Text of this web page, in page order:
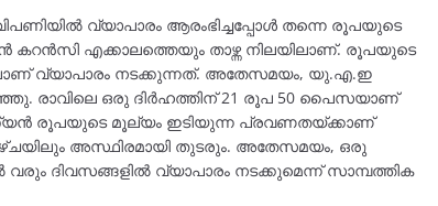
വ്യാപാരം ആരംഭിച്ചപ്പോൾ തന്നെ രൂപയുടെ
എക്കാലത്തെയും താഴ്ന്ന നിലയിലാണ്. രൂപയുടെ
വ്യാപാരം നടക്കുന്നത്. അതേസമയം, യു.എ.ഇ
രാവിലെ ഒരു ദിർഹത്തിന് 21 രൂപ 50 പൈസയാണ്
രൂപയുടെ മൂല്യം ഇടിയുന്ന പ്രവണതയ്ക്കാണ്
അസ്ഥിരമായി തുടരും. അതേസമയം, ഒരു
ദിവസങ്ങളിൽ വ്യാപാരം നടക്കുമെന്ന് സാമ്പത്തിക